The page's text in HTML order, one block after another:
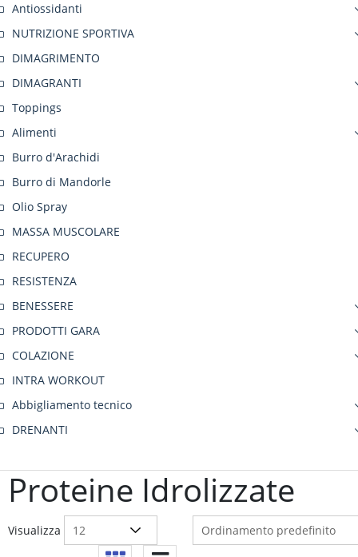
Proteine Idrolizzate
Visualizza
Antiossidanti
NUTRIZIONE SPORTIVA
DIMAGRIMENTO
DIMAGRANTI
Toppings
Alimenti
Burro d'Arachidi
Burro di Mandorle
Olio Spray
MASSA MUSCOLARE
RECUPERO
RESISTENZA
BENESSERE
PRODOTTI GARA
COLAZIONE
INTRA WORKOUT
Abbigliamento tecnico
DRENANTI